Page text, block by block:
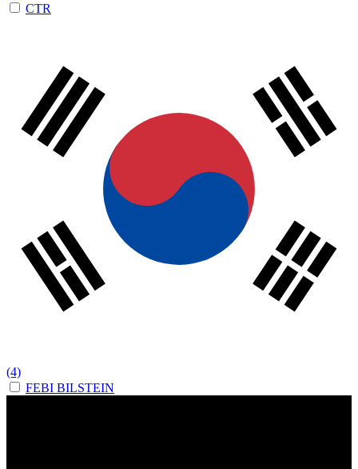
CTR
(4)
FEBI BILSTEIN